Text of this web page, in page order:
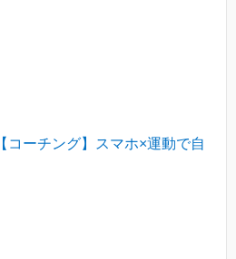
【コーチング】スマホ×運動で自